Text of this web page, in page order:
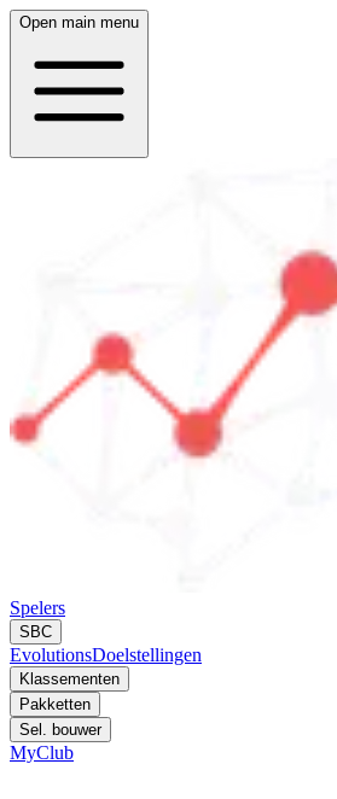
Open main menu
Spelers
SBC
EvolutionsDoelstellingen
Klassementen
Pakketten
Sel. bouwer
MyClub